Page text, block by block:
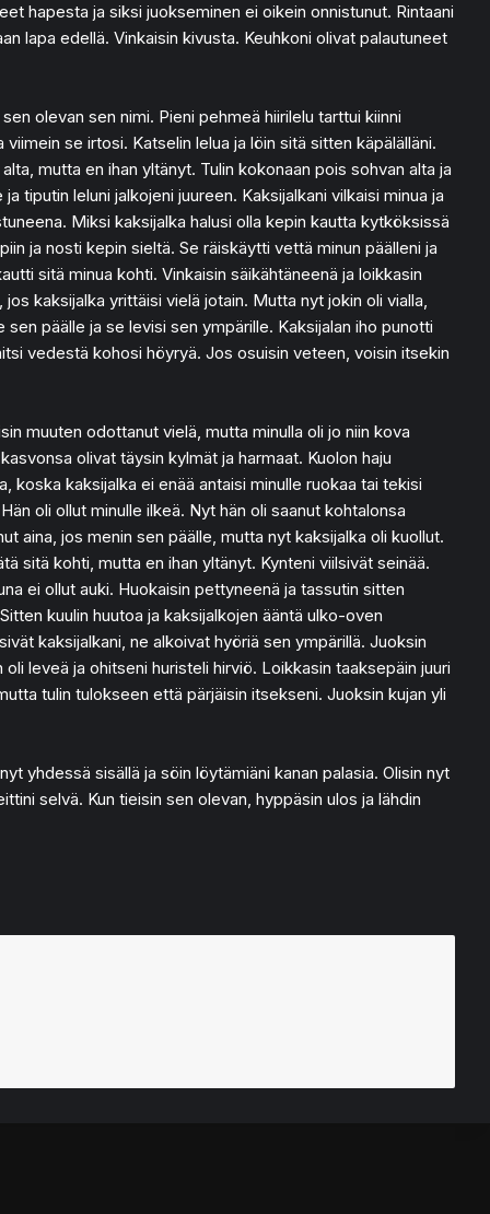
hapesta ja siksi juokseminen ei oikein onnistunut. Rintaani
lapa edellä. Vinkaisin kivusta. Keuhkoni olivat palautuneet
olevan sen nimi. Pieni pehmeä hiirilelu tarttui kiinni
se irtosi. Katselin lelua ja löin sitä sitten käpälälläni.
mutta en ihan yltänyt. Tulin kokonaan pois sohvan alta ja
tiputin leluni jalkojeni juureen. Kaksijalkani vilkaisi minua ja
Miksi kaksijalka halusi olla kepin kautta kytköksissä
ja nosti kepin sieltä. Se räiskäytti vettä minun päälleni ja
sitä minua kohti. Vinkaisin säikähtäneenä ja loikkasin
kaksijalka yrittäisi vielä jotain. Mutta nyt jokin oli vialla,
päälle ja se levisi sen ympärille. Kaksijalan iho punotti
vedestä kohosi höyryä. Jos osuisin veteen, voisin itsekin
muuten odottanut vielä, mutta minulla oli jo niin kova
olivat täysin kylmät ja harmaat. Kuolon haju
koska kaksijalka ei enää antaisi minulle ruokaa tai tekisi
oli ollut minulle ilkeä. Nyt hän oli saanut kohtalonsa
aina, jos menin sen päälle, mutta nyt kaksijalka oli kuollut.
sitä kohti, mutta en ihan yltänyt. Kynteni viilsivät seinää.
ei ollut auki. Huokaisin pettyneenä ja tassutin sitten
kuulin huutoa ja kaksijalkojen ääntä ulko-oven
kaksijalkani, ne alkoivat hyöriä sen ympärillä. Juoksin
leveä ja ohitseni huristeli hirviö. Loikkasin taaksepäin juuri
tulin tulokseen että pärjäisin itsekseni. Juoksin kujan yli
yhdessä sisällä ja söin löytämiäni kanan palasia. Olisin nyt
selvä. Kun tieisin sen olevan, hyppäsin ulos ja lähdin